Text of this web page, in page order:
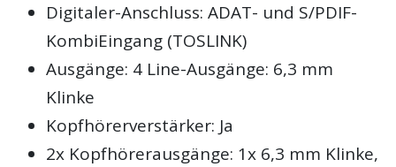
Digitaler-Anschluss: ADAT- und S/PDIF-
KombiEingang (TOSLINK)
Ausgänge: 4 Line-Ausgänge: 6,3 mm
Klinke
Kopfhörerverstärker: Ja
2x Kopfhörerausgänge: 1x 6,3 mm Klinke,